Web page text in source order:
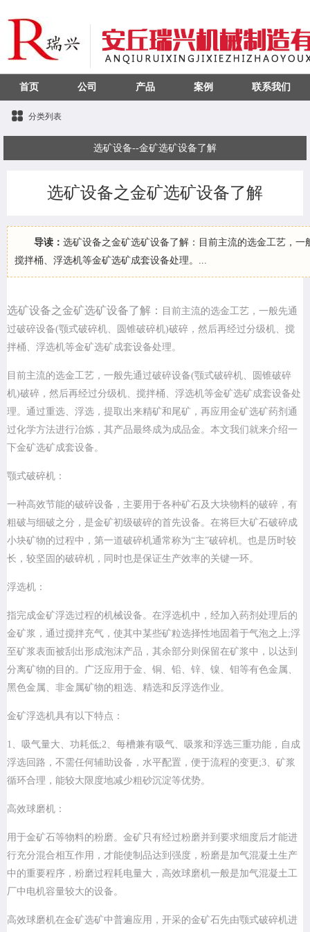
首页 公司 产品 案例 联系我们
分类列表
选矿设备--金矿选矿设备了解
选矿设备之金矿选矿设备了解
导读： 选矿设备之金矿选矿设备了解：目前主流的选金工艺，
搅拌桶、浮选机等金矿选矿成套设备处理。...
选矿设备之金矿选矿设备了解 ：
目前主流的选金工艺，一般先通
过破碎设备(颚式破碎机、圆锥破碎机)破碎，然后再经过分级机、搅
拌桶、浮选机等金矿选矿成套设备处理。
目前主流的选金工艺，一般先通过破碎设备(颚式破碎机、圆锥破碎
机)破碎，然后再经过分级机、搅拌桶、浮选机等金矿选矿成套设备处
理。通过重选、浮选，提取出来精矿和尾矿，再应用金矿选矿药剂通
过化学方法进行冶炼，其产品最终成为成品金。本文我们就来介绍一
下金矿选矿成套设备。
颚式破碎机：
一种高效节能的破碎设备，主要用于各种矿石及大块物料的破碎，有
粗破与细破之分，是金矿初级破碎的首先设备。在将巨大矿石破碎成
小块矿物的过程中，第一道破碎机通常称为“主”破碎机。也是历时较
长，较坚固的破碎机，同时也是保证生产效率的关键一环。
浮选机：
指完成金矿浮选过程的机械设备。在浮选机中，经加入药剂处理后的
金矿浆，通过搅拌充气，使其中某些矿粒选择性地固着于气泡之上;浮
至矿浆表面被刮出形成泡沫产品，其余部分则保留在矿浆中，以达到
分离矿物的目的。广泛应用于金、铜、铅、锌、镍、钼等有色金属、
黑色金属、非金属矿物的粗选、精选和反浮选作业。
金矿浮选机具有以下特点：
1、吸气量大、功耗低;2、每槽兼有吸气、吸浆和浮选三重功能，自成
浮选回路，不需任何辅助设备，水平配置，便于流程的变更;3、矿浆
循环合理，能较大限度地减少粗砂沉淀等优势。
高效球磨机：
用于金矿石等物料的粉磨。金矿只有经过粉磨并到要求细度后才能进
行充分混合相互作用，才能使制品达到强度，粉磨是加气混凝土生产
中的重要程序，粉磨过程耗电量大，高效球磨机一般是加气混凝土工
厂中电机容量较大的设备。
高效球磨机在金矿选矿中普遍应用，开采的金矿石先由颚式破碎机进